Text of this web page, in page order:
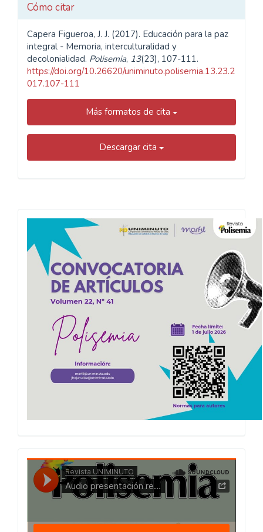
Cómo citar
Capera Figueroa, J. J. (2017). Educación para la paz
integral - Memoria, interculturalidad y
decolonialidad. Polisemia, 13(23), 107-111.
https://doi.org/10.26620/uniminuto.polisemia.13.23.2
017.107-111
Más formatos de cita
Descargar cita
Convocatoria
Polisemia
2026
Presentacion
Numero